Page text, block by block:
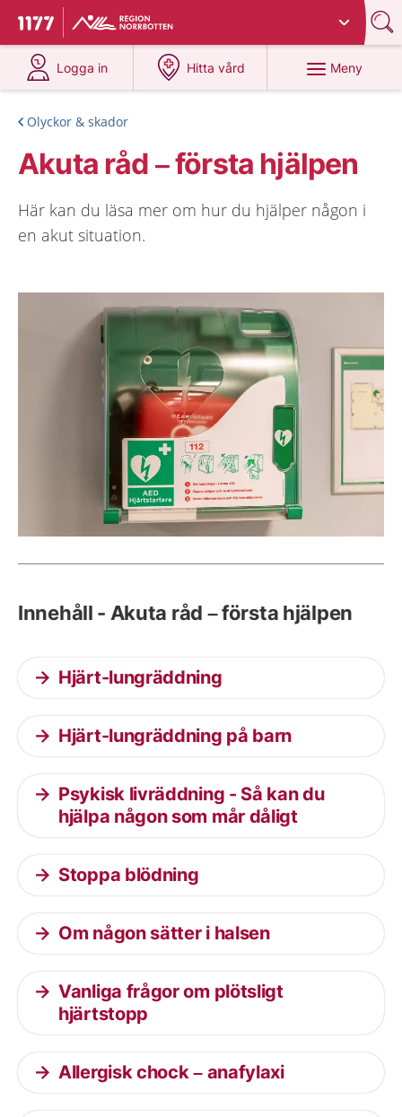
Till startsidan för 1177
Du har valt region
Logga in
på 1177.se
Hitta vård
på 1177.se
Meny
Olyckor & skador
Akuta råd – första hjälpen
Här kan du läsa mer om hur du hjälper någon i
en akut situation.
Innehåll - Akuta råd – första hjälpen
Hjärt-lungräddning
Hjärt-lungräddning på barn
Psykisk livräddning - Så kan du
hjälpa någon som mår dåligt
Stoppa blödning
Om någon sätter i halsen
Vanliga frågor om plötsligt
hjärtstopp
Allergisk chock – anafylaxi